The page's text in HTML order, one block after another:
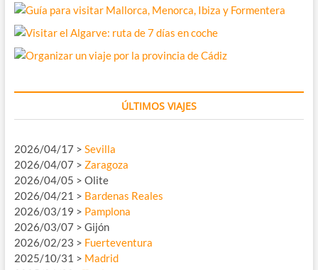
ÚLTIMOS VIAJES
2026/04/17 > Sevilla
2026/04/07 > Zaragoza
2026/04/05 > Olite
2026/04/21 > Bardenas Reales
2026/03/19 > Pamplona
2026/03/07 > Gijón
2026/02/23 > Fuerteventura
2025/10/31 > Madrid